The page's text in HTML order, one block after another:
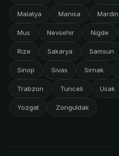
Malatya Manisa Mardin
Mus Nevsehir Nigde
Rize Sakarya Samsun
Sinop Sivas Sirnak
Trabzon Tunceli Usak
Yozgat Zonguldak